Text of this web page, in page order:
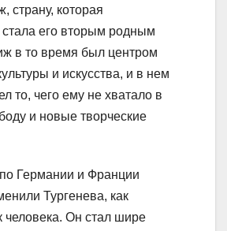
страну, которая
стала его вторым родным
в то время был центром
и искусства, и в нем
то, чего ему не хватало в
и новые творческие
Германии и Франции
Тургенева, как
человека. Он стал шире